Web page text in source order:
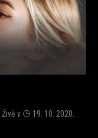
Živě v 19. 10. 2020